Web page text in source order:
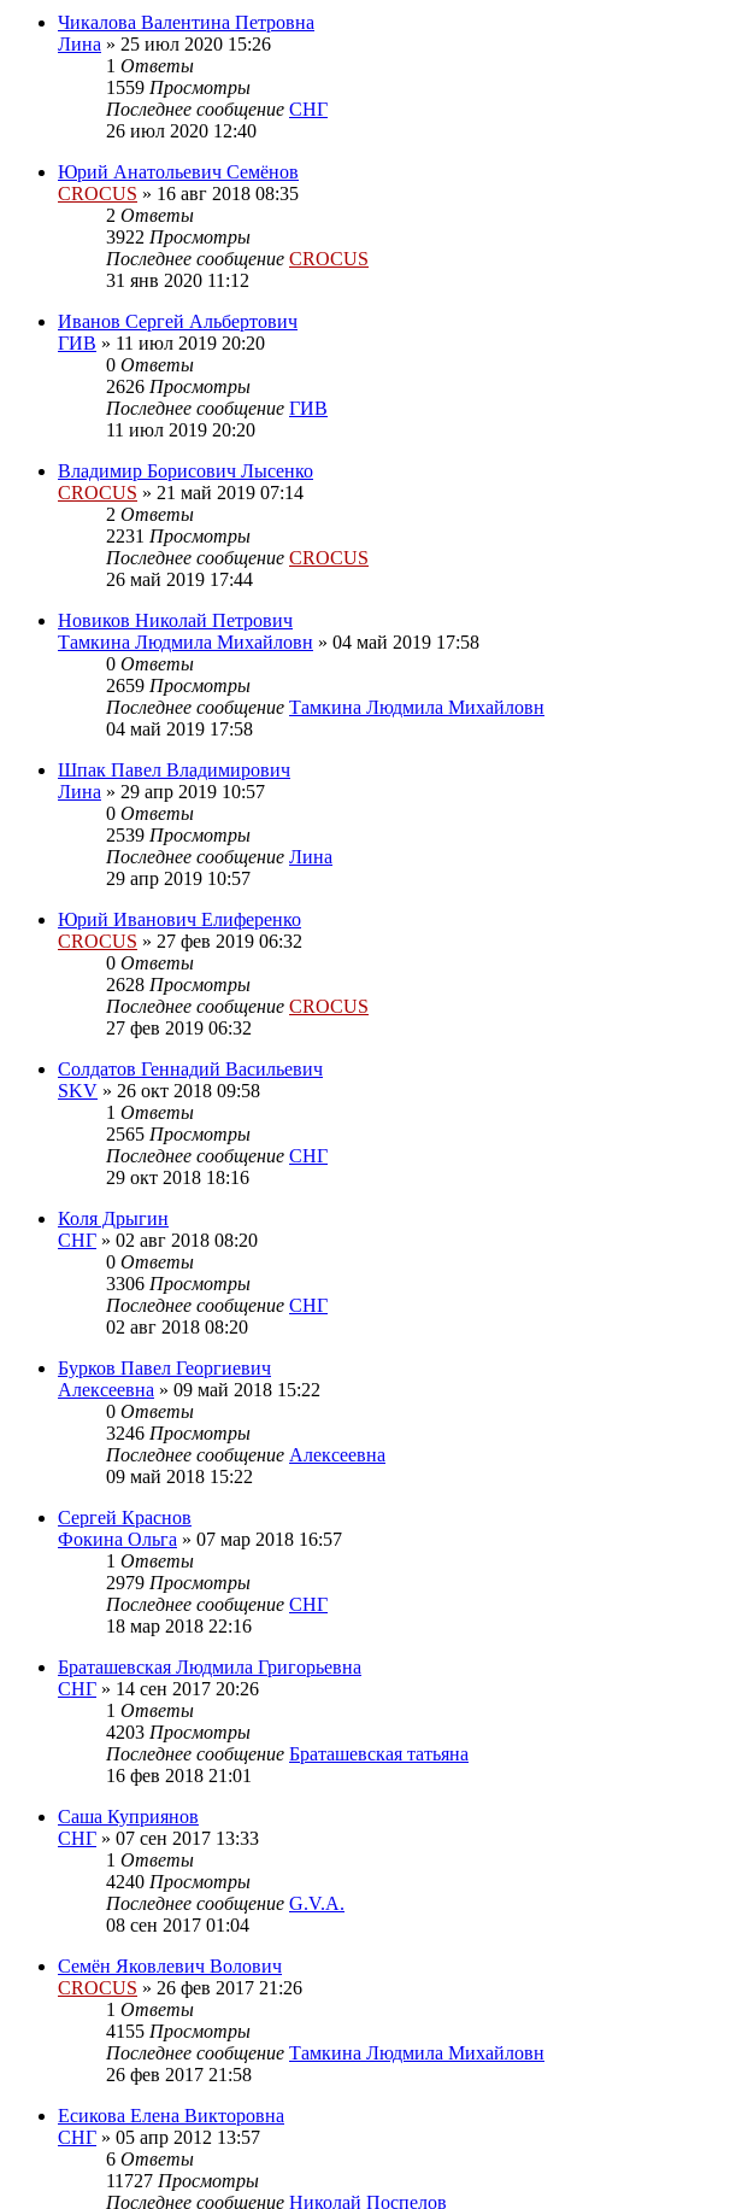
Чикалова Валентина Петровна
Лина » 25 июл 2020 15:26
1 Ответы
1559 Просмотры
Последнее сообщение СНГ
26 июл 2020 12:40
Юрий Анатольевич Семёнов
CROCUS » 16 авг 2018 08:35
2 Ответы
3922 Просмотры
Последнее сообщение CROCUS
31 янв 2020 11:12
Иванов Сергей Альбертович
ГИВ » 11 июл 2019 20:20
0 Ответы
2626 Просмотры
Последнее сообщение ГИВ
11 июл 2019 20:20
Владимир Борисович Лысенко
CROCUS » 21 май 2019 07:14
2 Ответы
2231 Просмотры
Последнее сообщение CROCUS
26 май 2019 17:44
Новиков Николай Петрович
Тамкина Людмила Михайловн » 04 май 2019 17:58
0 Ответы
2659 Просмотры
Последнее сообщение Тамкина Людмила Михайловн
04 май 2019 17:58
Шпак Павел Владимирович
Лина » 29 апр 2019 10:57
0 Ответы
2539 Просмотры
Последнее сообщение Лина
29 апр 2019 10:57
Юрий Иванович Елиференко
CROCUS » 27 фев 2019 06:32
0 Ответы
2628 Просмотры
Последнее сообщение CROCUS
27 фев 2019 06:32
Солдатов Геннадий Васильевич
SKV » 26 окт 2018 09:58
1 Ответы
2565 Просмотры
Последнее сообщение СНГ
29 окт 2018 18:16
Коля Дрыгин
СНГ » 02 авг 2018 08:20
0 Ответы
3306 Просмотры
Последнее сообщение СНГ
02 авг 2018 08:20
Бурков Павел Георгиевич
Алексеевна » 09 май 2018 15:22
0 Ответы
3246 Просмотры
Последнее сообщение Алексеевна
09 май 2018 15:22
Сергей Краснов
Фокина Ольга » 07 мар 2018 16:57
1 Ответы
2979 Просмотры
Последнее сообщение СНГ
18 мар 2018 22:16
Браташевская Людмила Григорьевна
СНГ » 14 сен 2017 20:26
1 Ответы
4203 Просмотры
Последнее сообщение Браташевская татьяна
16 фев 2018 21:01
Саша Куприянов
СНГ » 07 сен 2017 13:33
1 Ответы
4240 Просмотры
Последнее сообщение G.V.A.
08 сен 2017 01:04
Семён Яковлевич Волович
CROCUS » 26 фев 2017 21:26
1 Ответы
4155 Просмотры
Последнее сообщение Тамкина Людмила Михайловн
26 фев 2017 21:58
Есикова Елена Викторовна
СНГ » 05 апр 2012 13:57
6 Ответы
11727 Просмотры
Последнее сообщение Николай Поспелов